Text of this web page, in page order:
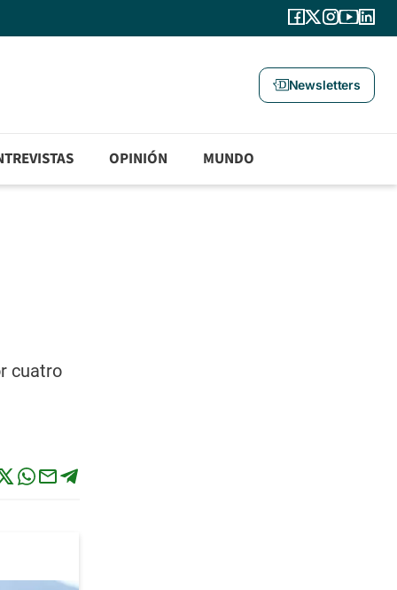
Newsletters
OPINIÓN MUNDO
cuatro